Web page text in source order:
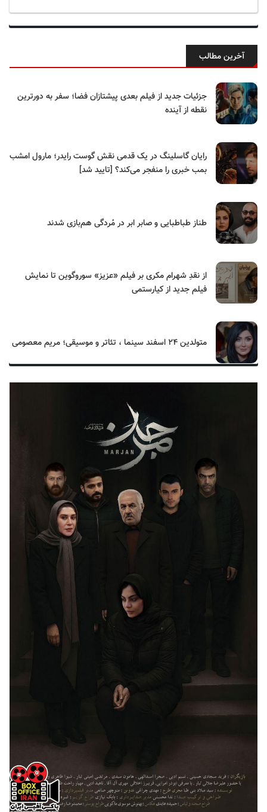
آخرین مطالب
جزئیات جدید از فیلم بعدی پیشتازان فضا؛ سفر به دورترین
نقطه از آینده
رایان گاسلینگ در یک قدمی نقش گوست رایدر؛ مارول امشب
بمب خبری را منفجر می‌کند؟ [تایید شد]
طناز طباطبایی و صابر ابر در مُردگی هم‌بازی شدند
از نقدِ شهرام مکری بر فیلم «عزیز» سوروگوین تا نمایش
فیلم جدید از کیارستمی
متولدین ۲۴ اسفند سینما ، تئاتر و موسیقی؛ مریم معصومی